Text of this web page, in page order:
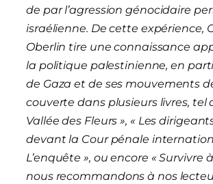
de par l’agression génocidaire
israélienne. De cette expérience,
Oberlin tire une connaissance
la politique palestinienne, en
de Gaza et de ses mouvements
couverte dans plusieurs livres, tel
Vallée des Fleurs », « Les
devant la Cour pénale
L’enquête », ou encore « Survivre
nous recommandons à nos